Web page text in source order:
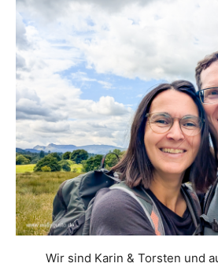
Wir sind Karin & Torsten und